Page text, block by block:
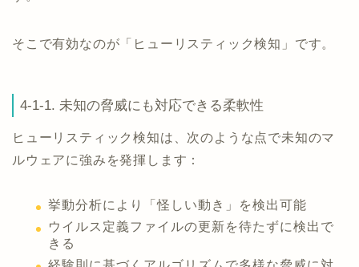
そこで有効なのが「ヒューリスティック検知」です。
4-1-1. 未知の脅威にも対応できる柔軟性
ヒューリスティック検知は、次のような点で未知のマ
ルウェアに強みを発揮します：
挙動分析により「怪しい動き」を検出可能
ウイルス定義ファイルの更新を待たずに検出で
きる